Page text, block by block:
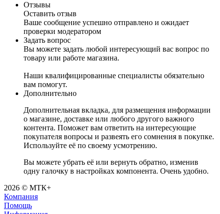
Отзывы
Оставить отзыв
Ваше сообщение успешно отправлено и ожидает
проверки модератором
Задать вопрос
Вы можете задать любой интересующий вас вопрос по
товару или работе магазина.
Наши квалифицированные специалисты обязательно
вам помогут.
Дополнительно
Дополнительная вкладка, для размещения информации
о магазине, доставке или любого другого важного
контента. Поможет вам ответить на интересующие
покупателя вопросы и развеять его сомнения в покупке.
Используйте её по своему усмотрению.
Вы можете убрать её или вернуть обратно, изменив
одну галочку в настройках компонента. Очень удобно.
2026 © МТК+
Компания
Помощь